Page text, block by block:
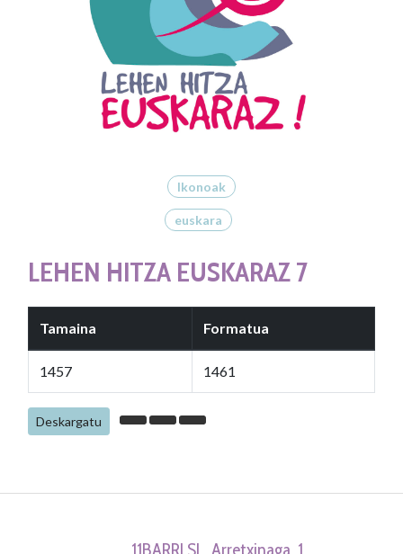
Ikonoak
euskara
LEHEN HITZA EUSKARAZ 7
Tamaina Formatua
1457 1461
Deskargatu
11BARRI SL. Arretxinaga, 1